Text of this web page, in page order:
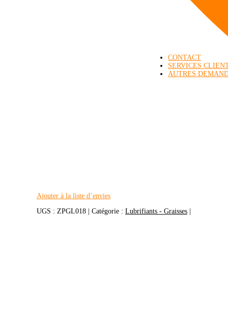
CONTACT
SERVICES
AUTRES
Ajouter à la liste d’envies
UGS : ZPGL018 Catégorie : Lubrifiants - Graisses